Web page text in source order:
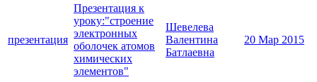
презентация
Презентация к
уроку:"строение
электронных
оболочек атомов
химических
элементов"
Шевелева
Валентина
Батлаевна
20 Мар 2015